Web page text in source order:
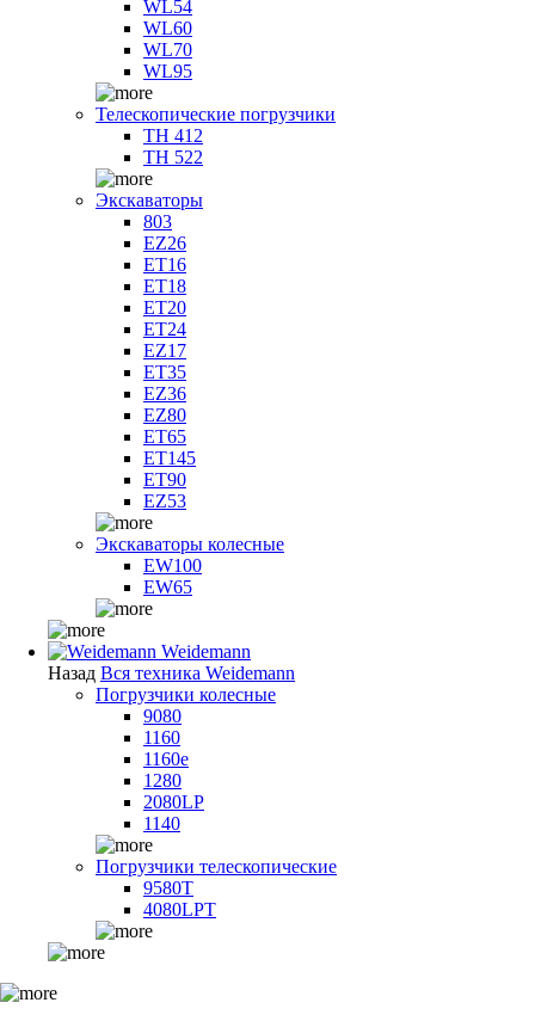
WL54
WL60
WL70
WL95
Телескопические погрузчики
TH 412
TH 522
Экскаваторы
803
EZ26
ET16
ET18
ET20
ET24
EZ17
ET35
EZ36
EZ80
ET65
ET145
ET90
EZ53
Экскаваторы колесные
EW100
EW65
Weidemann
Назад Вся техника Weidemann
Погрузчики колесные
9080
1160
1160e
1280
2080LP
1140
Погрузчики телескопические
9580T
4080LPT